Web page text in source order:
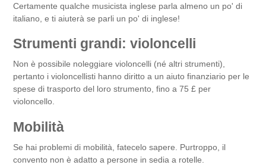
Certamente qualche musicista inglese parla almeno un po' di
italiano, e ti aiuterà se parli un po' di inglese!
Strumenti grandi: violoncelli
Non è possibile noleggiare violoncelli (né altri strumenti),
pertanto i violoncellisti hanno diritto a un aiuto finanziario per le
spese di trasporto del loro strumento, fino a 75 £ per
violoncello.
Mobilità
Se hai problemi di mobilità, fatecelo sapere. Purtroppo, il
convento non è adatto a persone in sedia a rotelle.